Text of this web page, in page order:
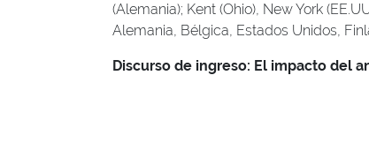
(Alemania); Kent (Ohio), New York
Alemania, Bélgica, Estados Unidos,
Discurso de ingreso: El impacto del